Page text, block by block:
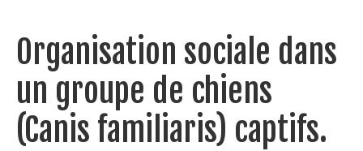
Organisation sociale dans
un groupe de chiens
(Canis familiaris) captifs.